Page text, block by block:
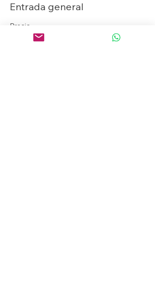
Entrada general
Precio
$ 0,00